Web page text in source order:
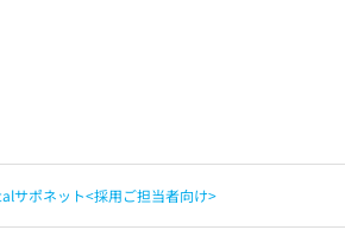
サポネット<採用ご担当者向け>